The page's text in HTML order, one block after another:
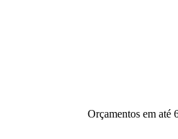
Orçamentos em até